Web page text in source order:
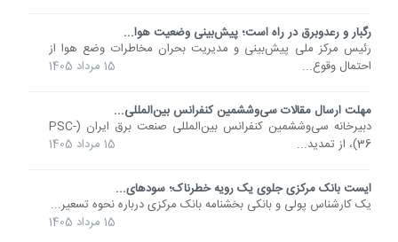
رگبار و رعدوبرق در راه است؛ پیش‌بینی وضعیت هوا...
رئیس مرکز ملی پیش‌بینی و مدیریت بحران مخاطرات وضع هوا از
احتمال وقوع...
15 مرداد 1405
مهلت ارسال مقالات سی‌وششمین کنفرانس بین‌المللی...
دبیرخانه سی‌وششمین کنفرانس بین‌المللی صنعت برق ایران (PSC-
36)، از تمدید...
15 مرداد 1405
ایست بانک مرکزی جلوی یک رویه خطرناک؛ سودهای...
یک کارشناس پولی و بانکی بخشنامه بانک مرکزی درباره نحوه تسعیر...
15 مرداد 1405